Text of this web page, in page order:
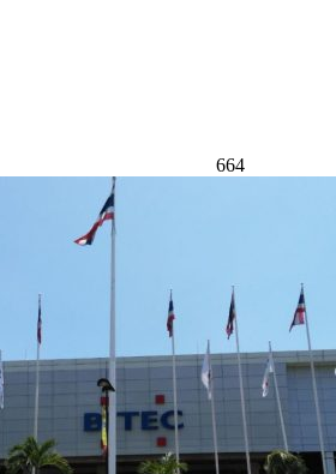
664